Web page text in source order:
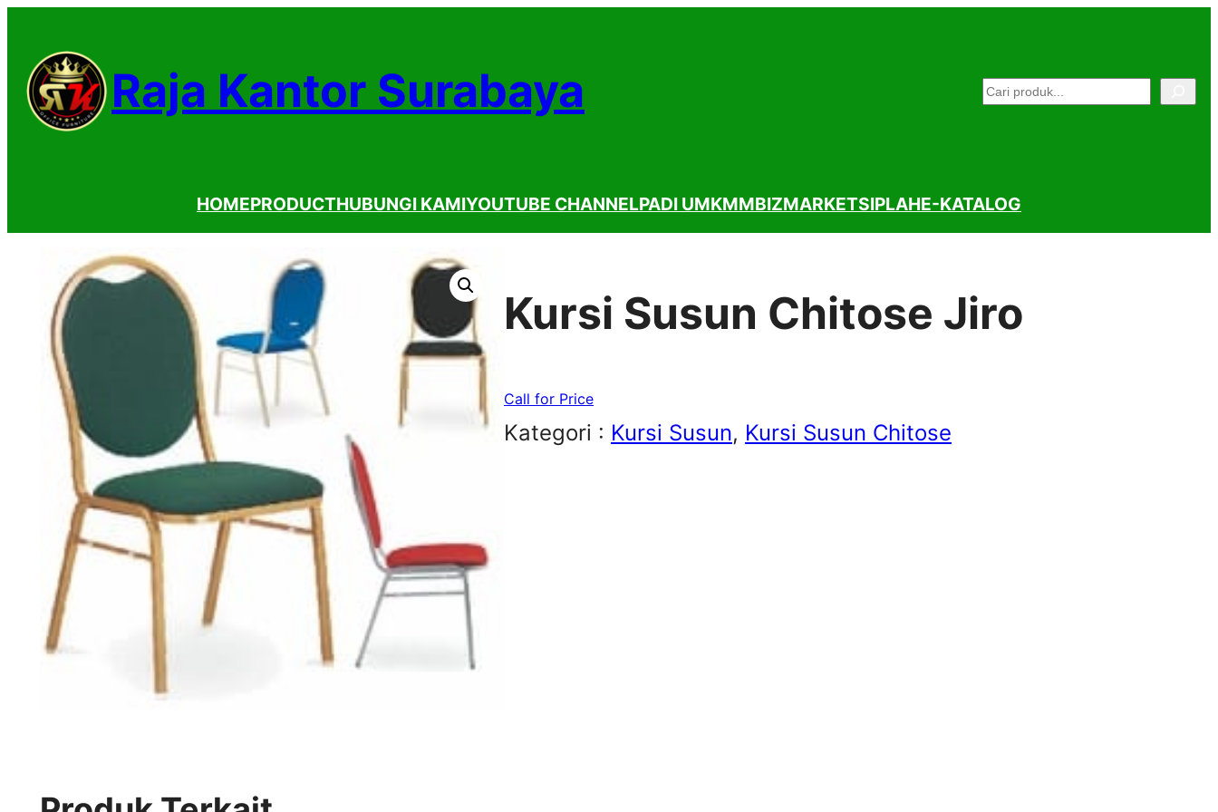
konten
Raja Kantor Surabaya Pencarian
HOMEPRODUCTHUBUNGI KAMIYOUTUBE CHANNELPADI UMKMMBIZMARKETSIPLAHE-KATALOG
Kursi Susun Chitose Jiro
Call for Price
Kategori : Kursi Susun, Kursi Susun Chitose